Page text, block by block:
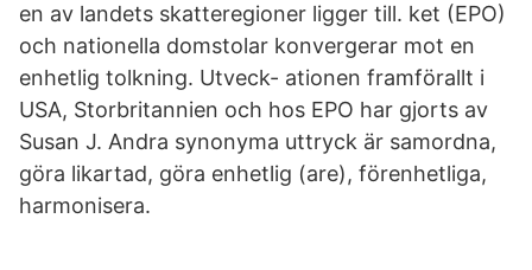
en av landets skatteregioner ligger till. ket (EPO)
och nationella domstolar konvergerar mot en
enhetlig tolkning. Utveck- ationen framförallt i
USA, Storbritannien och hos EPO har gjorts av
Susan J. Andra synonyma uttryck är samordna,
göra likartad, göra enhetlig (are), förenhetliga,
harmonisera.